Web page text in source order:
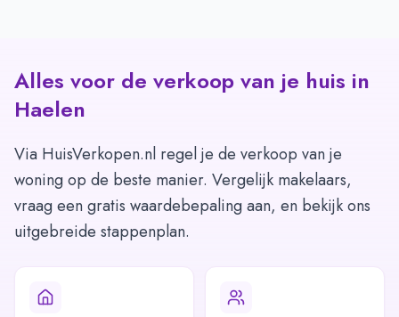
Alles voor de verkoop van je huis in
Haelen
Via HuisVerkopen.nl regel je de verkoop van je
woning op de beste manier. Vergelijk makelaars,
vraag een gratis waardebepaling aan, en bekijk ons
uitgebreide stappenplan.